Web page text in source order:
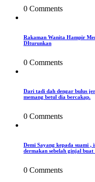
0 Comments
Rakaman Wanita Hampir
DIturunkan
0 Comments
Dari tadi dah dengar bulus
memang betul dia bercakap.
0 Comments
Demi Sayang kepada suami
dermakan sebelah ginjal buat
0 Comments